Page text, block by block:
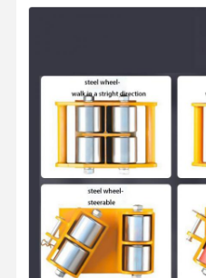
Aanhangsels voor kranen